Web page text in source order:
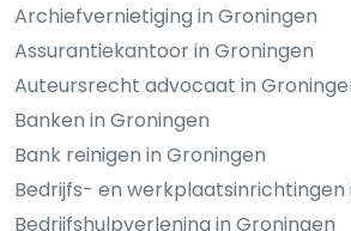
Archiefvernietiging in Groningen
Assurantiekantoor in Groningen
Auteursrecht advocaat in
Banken in Groningen
Bank reinigen in Groningen
Bedrijfs- en werkplaatsinrichtingen
Bedrijfshulpverlening in Groningen